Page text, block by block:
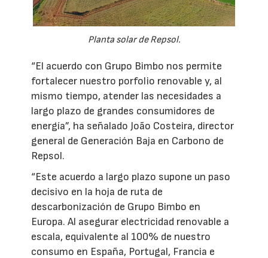
Planta solar de Repsol.
“El acuerdo con Grupo Bimbo nos permite
fortalecer nuestro porfolio renovable y, al
mismo tiempo, atender las necesidades a
largo plazo de grandes consumidores de
energía”, ha señalado João Costeira, director
general de Generación Baja en Carbono de
Repsol.
“Este acuerdo a largo plazo supone un paso
decisivo en la hoja de ruta de
descarbonización de Grupo Bimbo en
Europa. Al asegurar electricidad renovable a
escala, equivalente al 100% de nuestro
consumo en España, Portugal, Francia e